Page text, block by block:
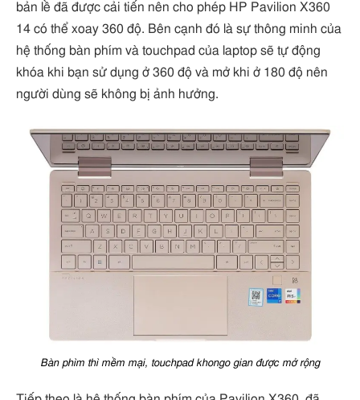
bản lề đã được cải tiến nên cho phép HP Pavilion X360
14 có thể xoay 360 độ. Bên cạnh đó là sự thông minh của
hệ thống bàn phím và touchpad của laptop sẽ tự động
khóa khi bạn sử dụng ở 360 độ và mở khi ở 180 độ nên
người dùng sẽ không bị ảnh hưởng.
Bàn phìm thì mềm mại, touchpad khongo gian được mở rộng